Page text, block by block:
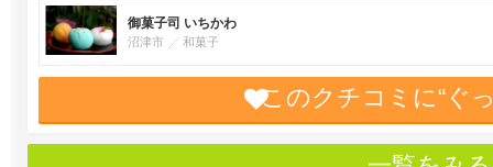
御菓子司 いちかわ
沼津市 和菓子
このクチコミに“ぐ